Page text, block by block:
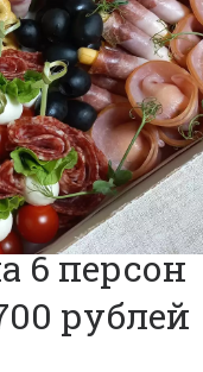
6 персон
рублей